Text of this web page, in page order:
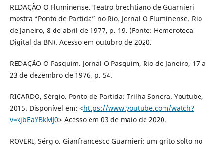
REDAÇÃO O Fluminense. Teatro brechtiano de Guarnieri
mostra “Ponto de Partida” no Rio. Jornal O Fluminense. Rio
de Janeiro, 8 de abril de 1977, p. 19. (Fonte: Hemeroteca
Digital da BN). Acesso em outubro de 2020.
REDAÇÃO O Pasquim. Jornal O Pasquim, Rio de Janeiro, 17 a
23 de dezembro de 1976, p. 54.
RICARDO, Sérgio. Ponto de Partida: Trilha Sonora. Youtube,
2015. Disponível em: <https://www.youtube.com/watch?
v=xjbEaYBkMJ0> Acesso em 03 de maio de 2020.
ROVERI, Sérgio. Gianfrancesco Guarnieri: um grito solto no